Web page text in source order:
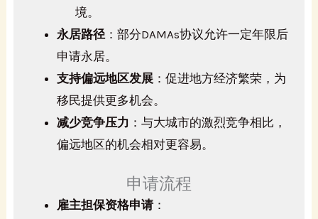
境。
永居路径 ：部分DAMAs协议允许一定年限后
申请永居。
支持偏远地区发展 ：促进地方经济繁荣，为
移民提供更多机会。
减少竞争压力 ：与大城市的激烈竞争相比，
偏远地区的机会相对更容易。
申请流程
雇主担保资格申请：